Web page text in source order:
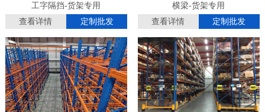
工字隔挡-货架专用
查看详情
定制批发
横梁-货架专用
查看详情
定制批发